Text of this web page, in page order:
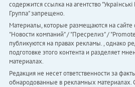
содержится ссылка на агентство
Группа" запрещено.
Материалы, которые размещаются на сайте
"Новости компаний" / "Пресрелиз" /
публикуются на правах рекламы. , однако
подготовке этого контента и разделяет
материалах.
Редакция не несет ответственности за
обнародованные в рекламных материалах.